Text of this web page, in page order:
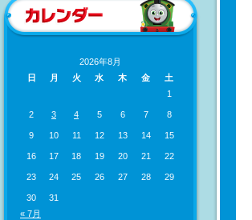
2026年8月
日
月 火 水 木 金
土
1
2 3 4 5 6 7 8
9 10 11 12 13 14 15
16 17 18 19 20 21 22
23 24 25 26 27 28 29
30
31
« 7月